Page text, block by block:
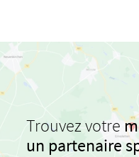
Trouvez votre
un partenaire